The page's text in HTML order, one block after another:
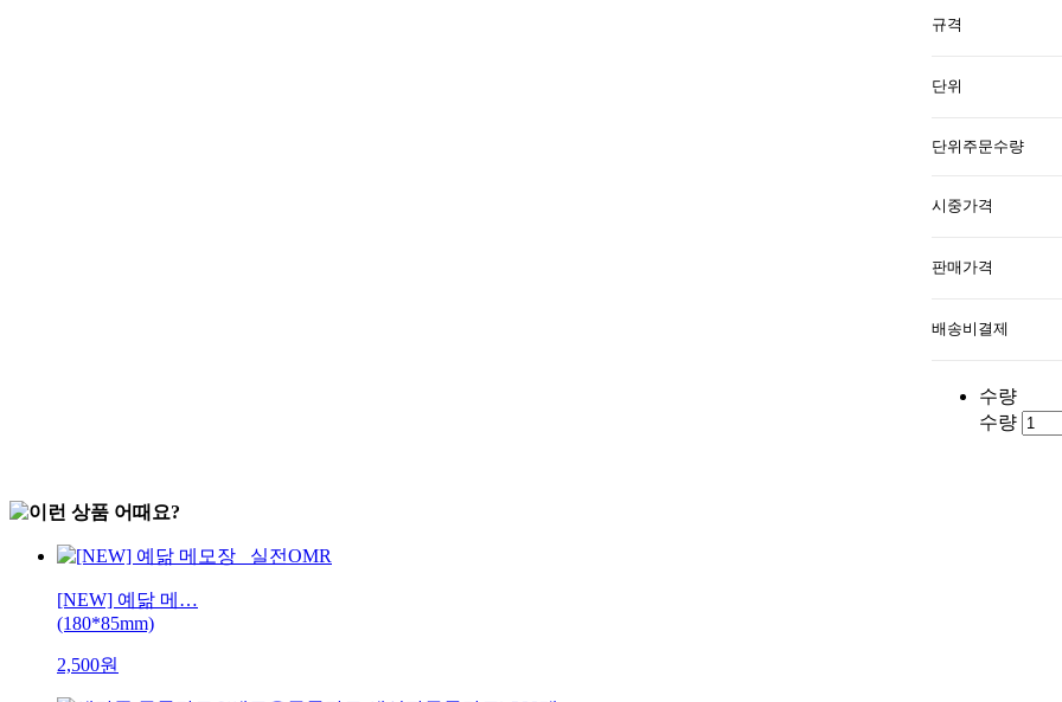
규격
단위
단위주문수량
시중가격
판매가격
배송비결제
수량
수량
[NEW] 예닮 메…
(180*85mm)
2,500원